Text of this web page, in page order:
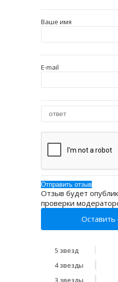
Ваше имя
E-mail
Отзыв будет
проверки
Оставить
5 звезд
4 звезды
3 звезды